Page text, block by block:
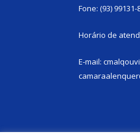
Fone: (93) 99131-
Horário de
E-mail: